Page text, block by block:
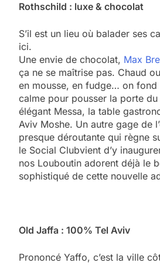
Rothschild : luxe & chocolat
S’il est un lieu où balader ses
ici.
Une envie de chocolat, Max
ça ne se maîtrise pas. Chaud
en mousse, en fudge… on fond
calme pour pousser la porte du
élégant Messa, la table
Aviv Moshe. Un autre gage de
presque déroutante qui règne
le Social Clubvient d’y
nos Louboutin adorent déjà le
sophistiqué de cette nouvelle
Old Jaffa : 100% Tel Aviv
Prononcé Yaffo, c’est la ville